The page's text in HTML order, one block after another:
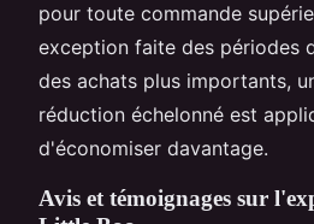
pour toute commande
exception faite des périodes
des achats plus importants,
réduction échelonné est
d'économiser davantage.
Avis et témoignages sur